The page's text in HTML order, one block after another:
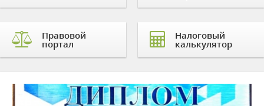
Правовой
портал
Налоговый
калькулятор